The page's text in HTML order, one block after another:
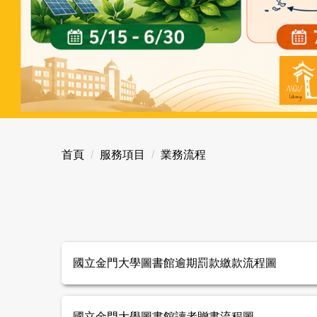
首頁 服務項目 業務流程
國立金門大學圖書館逾期罰款繳款流程圖